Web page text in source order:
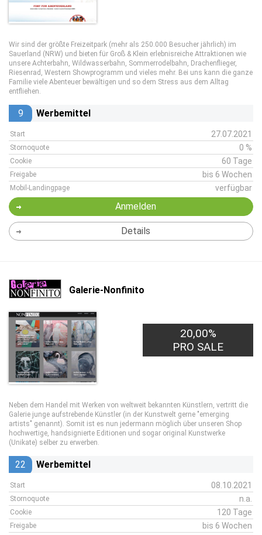
Wir sind der größte Freizeitpark (mehr als 250.000 Besucher jährlich) im
Sauerland (NRW) und bieten für Groß & Klein erlebnisreiche Attraktionen wie
unsere Achterbahn, Wildwasserbahn, Sommerrodelbahn, Drachenflieger,
Riesenrad, Western Showprogramm und vieles mehr. Bei uns kann die ganze
Familie viele Abenteuer bewältigen und so dem Stress aus dem Alltag
entfliehen.
9 Werbemittel
Start 27.07.2021
Stornoquote 0 %
Cookie 60 Tage
Freigabe bis 6 Wochen
Mobil-Landingpage verfügbar
Anmelden
Details
Galerie-Nonfinito
20,00%
PRO SALE
Neben dem Handel mit Werken von weltweit bekannten Künstlern, vertritt die
Galerie junge aufstrebende Künstler (in der Kunstwelt gerne "emerging
artists" genannt). Somit ist es nun jedermann möglich über unseren Shop
hochwertige, handsignierte Editionen und sogar original Kunstwerke
(Unikate) selber zu erwerben.
22 Werbemittel
Start 08.10.2021
Stornoquote n.a.
Cookie 120 Tage
Freigabe
bis 6 Wochen